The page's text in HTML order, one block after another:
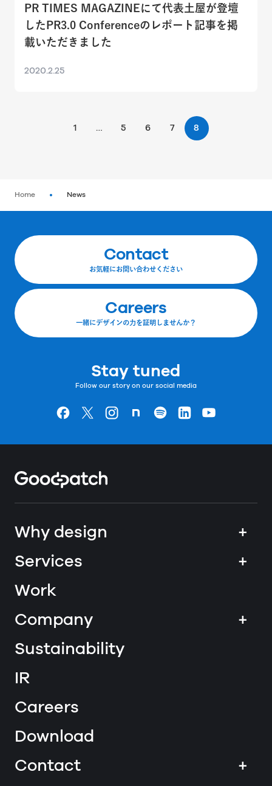
PR TIMES MAGAZINEにて代表土屋が登壇
したPR3.0 Conferenceのレポート記事を掲
載いただきました
2020.2.25
1 … 5 6 7 8
Home News
Contact
お気軽にお問い合わせください
Careers
一緒にデザインの力を証明しませんか？
Stay tuned
Follow our story on our social media
Goodpatchの
ページ
Goodpatchの
ページ
Goodpatchの
ページGoodpatchの
ページ
Goodpatchの
ページ
Goodpatchの
ページ
Goodpatchの
Why design
+
Services
+
Work
Company
+
Sustainability
IR
Careers
Download
Contact
+